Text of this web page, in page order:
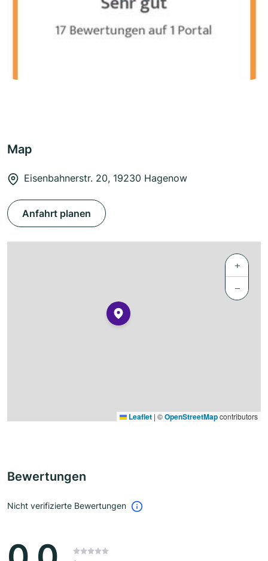
Map
Eisenbahnerstr. 20, 19230 Hagenow
Anfahrt planen
+
−
Leaflet | ©OpenStreetMapcontributors
Bewertungen
Nicht verifizierte Bewertungen